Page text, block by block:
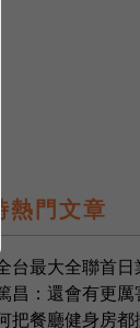
熱門文章
台最大全聯首
昌：還會有更
把餐廳健身房都